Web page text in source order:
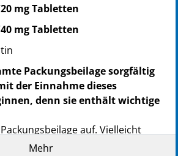
mg Tabletten
mg Tabletten
Packungsbeilage sorgfältig
der Einnahme dieses
denn sie enthält wichtige
auf. Vielleicht
später nochmals lesen.
Mehr